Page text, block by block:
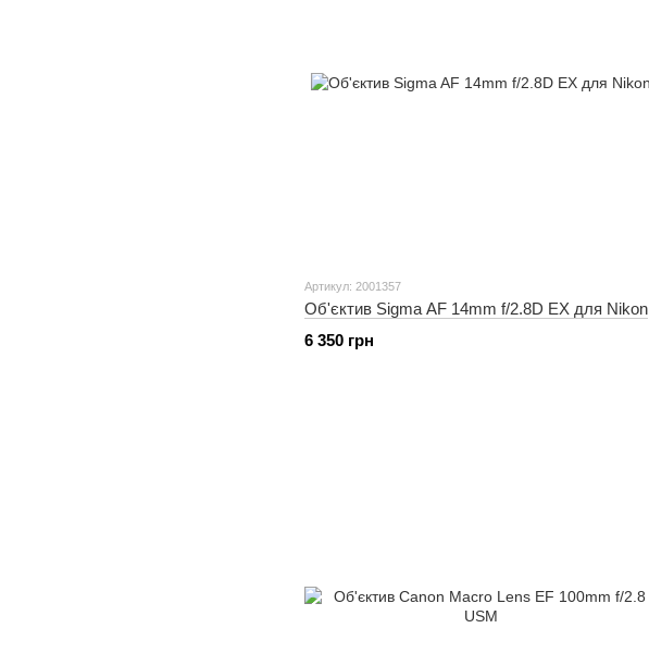
Артикул: 2001357
Об'єктив Sigma AF 14mm f/2.8D EX для Nikon
6 350 грн